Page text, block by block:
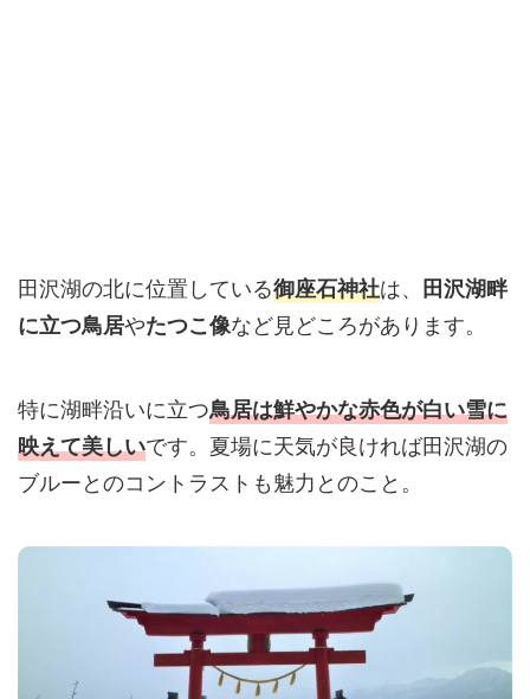
田沢湖の北に位置している御座石神社は、 田沢湖畔
に立つ鳥居やたつこ像など見どころがあります。
特に湖畔沿いに立つ鳥居は鮮やかな赤色が白い雪に
映えて美しいです。夏場に天気が良ければ田沢湖の
ブルーとのコントラストも魅力とのこと。